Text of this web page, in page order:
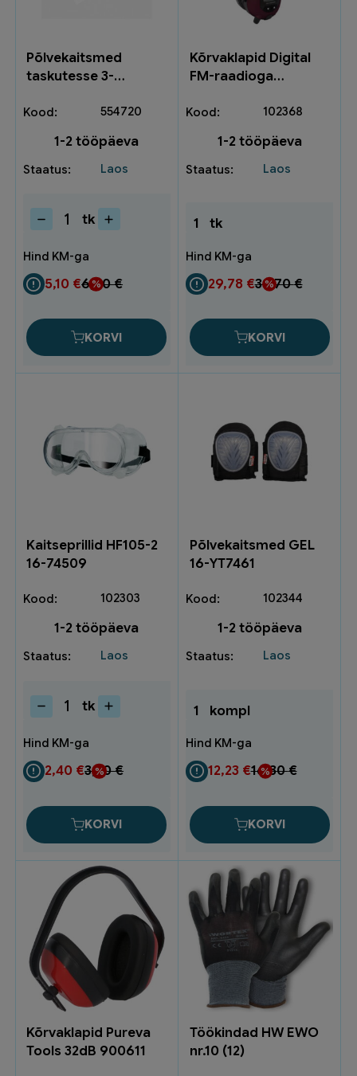
Põlvekaitsmed
taskutesse 3-
554720
1-2 tööpäeva
Laos
Põlvekaitsmed
3-
79000000
kogus
tk
6,80€
5,10 €
KORVI
Kõrvaklapid Digital
FM-raadioga
102368
1-2 tööpäeva
Laos
1 tk
39,70€
29,78 €
KORVI
Kaitseprillid HF105-2
16-74509
102303
1-2 tööpäeva
Laos
Kaitseprillid
2
16-
74509
kogus
tk
3,20€
2,40 €
KORVI
Põlvekaitsmed GEL
16-YT7461
102344
1-2 tööpäeva
Laos
1 kompl
16,30€
12,23 €
KORVI
Kõrvaklapid Pureva
Tools 32dB 900611
Töökindad HW EWO
nr.10 (12)